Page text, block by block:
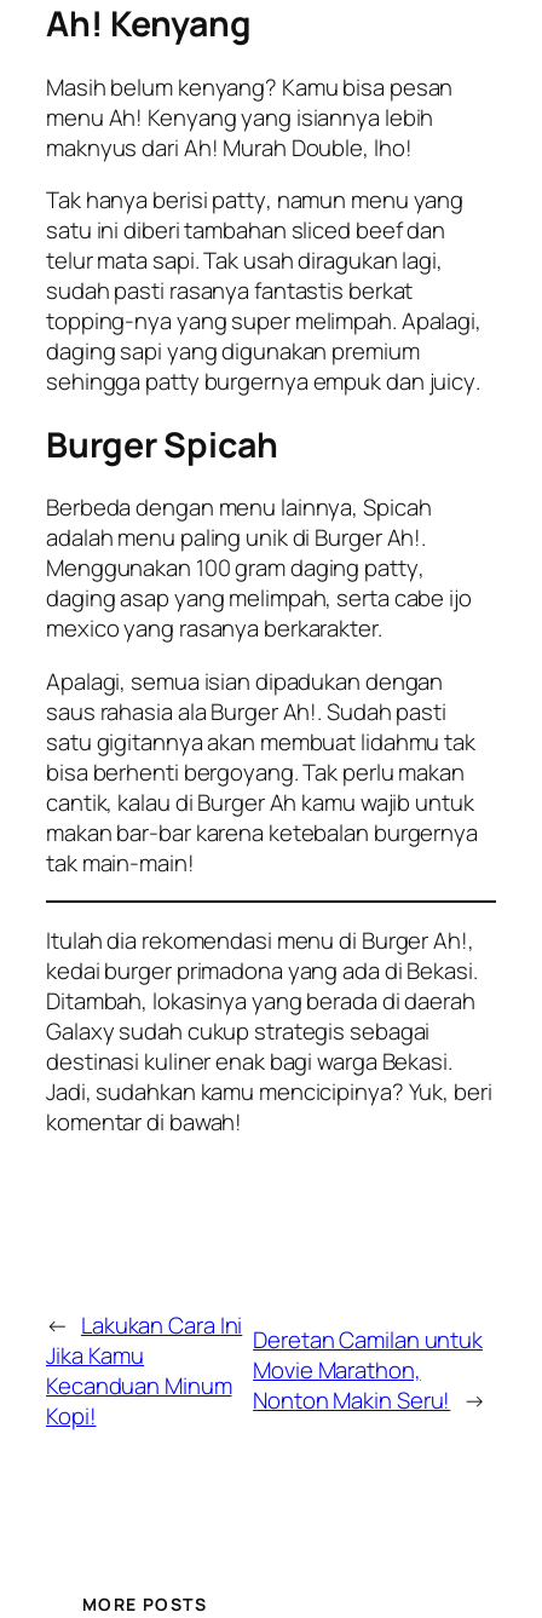
Ah! Kenyang
Masih belum kenyang? Kamu bisa pesan
menu Ah! Kenyang yang isiannya lebih
maknyus dari Ah! Murah Double, lho!
Tak hanya berisipatty, namun menu yang
satu ini diberi tambahan sliced beefdan
telur mata sapi. Tak usah diragukan lagi,
sudah pasti rasanya fantastis berkat
topping-nya yang super melimpah. Apalagi,
daging sapi yang digunakan premium
sehingga patty burgernya empuk dan juicy.
Burger Spicah
Berbeda dengan menu lainnya, Spicah
adalah menu paling unik di Burger Ah!.
Menggunakan 100 gram daging patty,
daging asap yang melimpah, serta cabe ijo
mexico yang rasanya berkarakter.
Apalagi, semua isian dipadukan dengan
saus rahasia ala Burger Ah!. Sudah pasti
satu gigitannya akan membuat lidahmu tak
bisa berhenti bergoyang. Tak perlu makan
cantik, kalau di Burger Ah kamu wajib untuk
makan bar-bar karena ketebalan burgernya
tak main-main!
Itulah dia rekomendasi menu di Burger Ah!,
kedai burger primadona yang ada di Bekasi.
Ditambah, lokasinya yang berada di daerah
Galaxy sudah cukup strategis sebagai
destinasi kuliner enak bagi warga Bekasi.
Jadi, sudahkan kamu mencicipinya? Yuk, beri
komentar di bawah!
← Lakukan Cara Ini
Jika Kamu
Kecanduan Minum
Kopi!
Deretan Camilan untuk
Movie Marathon,
Nonton Makin Seru! →
MORE POSTS